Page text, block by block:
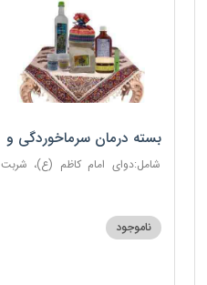
بسته درمان سرماخوردگی و
آنفلوانزا
شامل:دوای امام کاظم (ع)، شربت
دریاناموجود